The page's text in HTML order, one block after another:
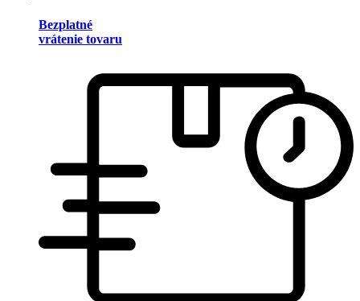
Bezplatné
vrátenie tovaru